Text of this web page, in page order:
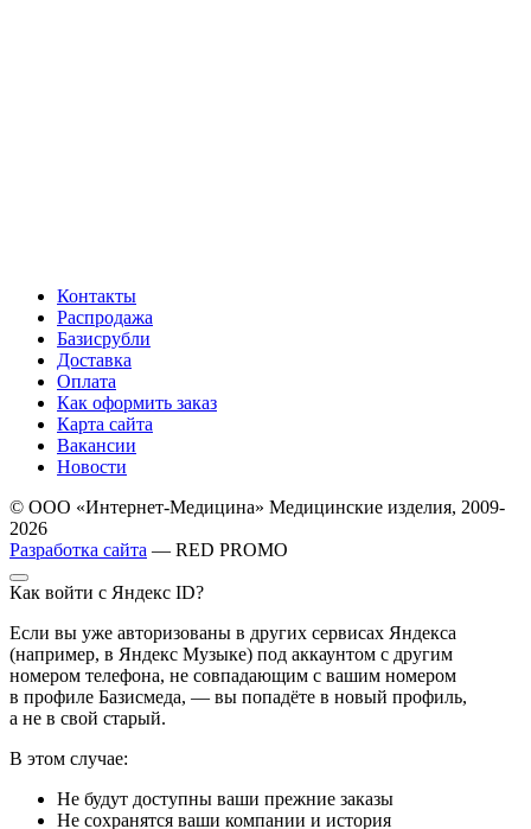
Контакты
Распродажа
Базисрубли
Доставка
Оплата
Как оформить заказ
Карта сайта
Вакансии
Новости
© ООО «Интернет-Медицина» Медицинские изделия, 2009-
2026
Разработка сайта — RED PROMO
Как войти с Яндекс ID?
Если вы уже авторизованы в других сервисах Яндекса
(например, в Яндекс Музыке) под аккаунтом с другим
номером телефона, не совпадающим с вашим номером
в профиле Базисмеда, — вы попадёте в новый профиль,
а не в свой старый.
В этом случае:
Не будут доступны ваши прежние заказы
Не сохранятся ваши компании и история